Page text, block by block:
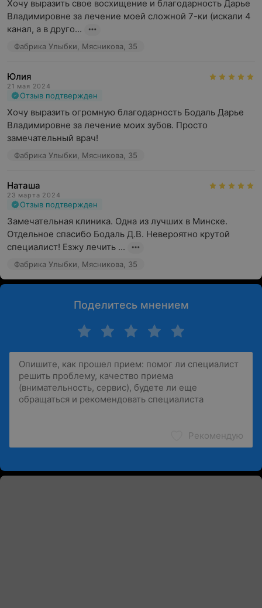
Хочу выразить свое восхищение и благодарность Дарье
Владимировне за лечение моей сложной 7-ки (искали 4
канал, а в друго...
Фабрика Улыбки, Мясникова, 35
Юлия
21 мая 2024
Отзыв подтвержден
Хочу выразить огромную благодарность Бодаль Дарье
Владимировне за лечение моих зубов. Просто
замечательный врач!
Фабрика Улыбки, Мясникова, 35
Наташа
23 марта 2024
Отзыв подтвержден
Замечательная клиника. Одна из лучших в Минске.
Отдельное спасибо Бодаль Д.В. Невероятно крутой
специалист! Езжу лечить ...
Фабрика Улыбки, Мясникова, 35
Поделитесь мнением
Рекомендую